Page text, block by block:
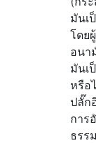
มันเ
โดย
อนา
มันเ
หรือ
ปลั๊ก
การ
ธรร